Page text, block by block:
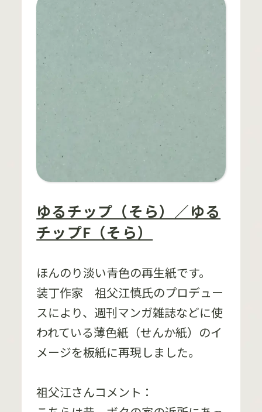
ゆるチップ（そら）／ゆる
チップF（そら）
ほんのり淡い青色の再生紙です。
装丁作家 祖父江慎氏のプロデュー
スにより、週刊マンガ雑誌などに使
われている薄色紙（せんか紙）のイ
メージを板紙に再現しました。
祖父江さんコメント：